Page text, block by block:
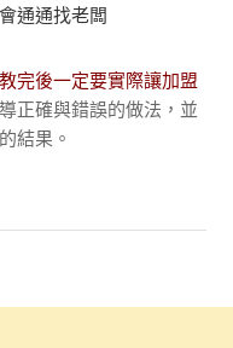
通通找老闆
教完後一定要實際讓加盟
正確與錯誤的做法，並
結果。